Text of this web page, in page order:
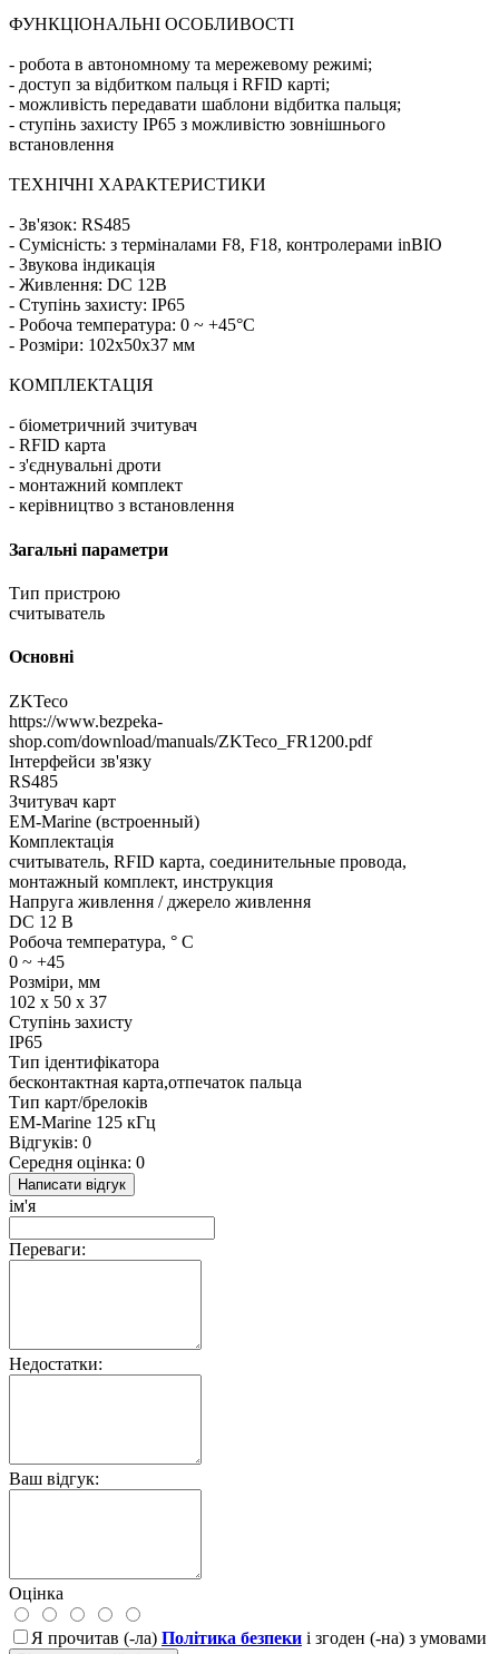
ФУНКЦІОНАЛЬНІ ОСОБЛИВОСТІ
- робота в автономному та мережевому режимі;
- доступ за відбитком пальця і RFID карті;
- можливість передавати шаблони відбитка пальця;
- ступінь захисту IP65 з можливістю зовнішнього
встановлення
ТЕХНІЧНІ ХАРАКТЕРИСТИКИ
- Зв'язок: RS485
- Сумісність: з терміналами F8, F18, контролерами inBIO
- Звукова індикація
- Живлення: DC 12В
- Ступінь захисту: IP65
- Робоча температура: 0 ~ +45°C
- Розміри: 102х50х37 мм
КОМПЛЕКТАЦІЯ
- біометричний зчитувач
- RFID карта
- з'єднувальні дроти
- монтажний комплект
- керівництво з встановлення
Загальні параметри
Тип пристрою
считыватель
Основні
ZKTeco
https://www.bezpeka-
shop.com/download/manuals/ZKTeco_FR1200.pdf
Інтерфейси зв'язку
RS485
Зчитувач карт
EM-Marine (встроенный)
Комплектація
считыватель, RFID карта, соединительные провода,
монтажный комплект, инструкция
Напруга живлення / джерело живлення
DC 12 В
Робоча температура, ° C
0 ~ +45
Розміри, мм
102 х 50 х 37
Ступінь захисту
IP65
Тип ідентифікатора
бесконтактная карта,отпечаток пальца
Тип карт/брелоків
EM-Marine 125 кГц
Відгуків: 0
Середня оцінка: 0
Написати відгук
ім'я
Переваги:
Недостатки:
Ваш відгук:
Оцінка
Я прочитав (-ла) Політика безпеки і згоден (-на) з умовами